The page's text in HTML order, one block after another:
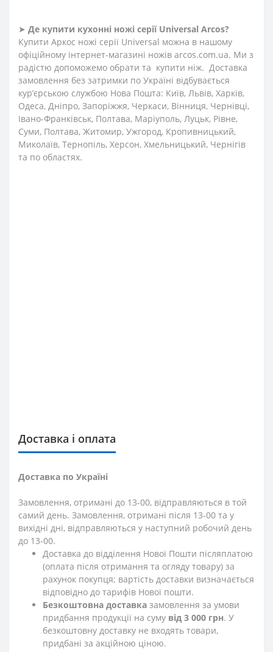
➤ Де купити кухонні ножі серії Universal Arcos?
Купити Аркос ножі серії Universal можна в нашому
офіційному інтернет-магазині ножів arcos.com.ua. Ми з
радістю допоможемо обрати та купити ніж. Доставка
замовлення без затримки по Україні відбувається
кур’єрською службою Нова Пошта: Київ, Львів, Харків,
Одеса, Дніпро, Запоріжжя, Черкаси, Вінниця, Чернівці,
Івано-Франківськ, Полтава, Маріуполь, Луцьк, Рівне,
Суми, Полтава, Житомир, Ужгород, Кропивницький,
Миколаїв, Тернопіль, Херсон, Хмельницький, Чернігів
та по областях.
Доставка і оплата
Доставка по Україні
Замовлення, отримані до 13-00, відправляються в той
самий день. Замовлення, отримані після 13-00 та у
вихідні дні, відправляються у наступний робочий день
до 13-00.
Доставка до відділення Нової Пошти післяплатою
(оплата після отримання та огляду товару) за
рахунок покупця; вартість доставки визначається
відповідно до тарифів Нової пошти.
Безкоштовна доставка замовлення за умови
придбання продукції на суму від 3 000 грн. У
безкоштовну доставку не входять товари,
придбані за акційною ціною.